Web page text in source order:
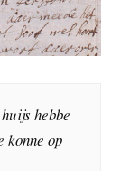
hebbe
konne op